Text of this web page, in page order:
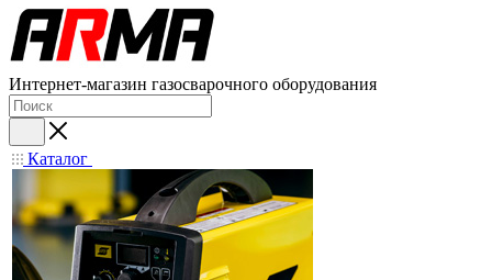
Интернет-магазин газосварочного оборудования
Каталог